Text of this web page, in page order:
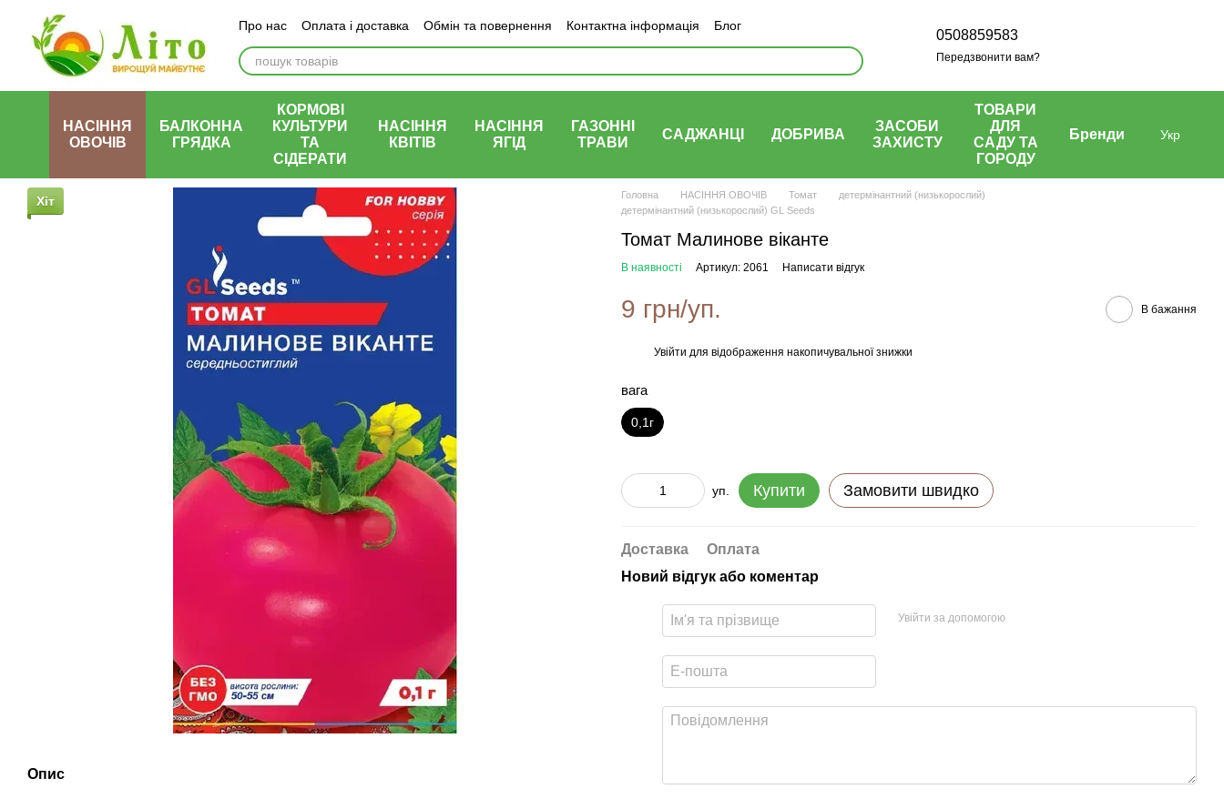
Перейти до основного контенту
Про нас Оплата і доставка Обмін та повернення Контактна інформація Блог
0508859583
Передзвонити вам?
НАСІННЯ
ОВОЧІВ
БАЛКОННА
ГРЯДКА
КОРМОВІ
КУЛЬТУРИ
ТА
СІДЕРАТИ
НАСІННЯ
КВІТІВ
НАСІННЯ
ЯГІД
ГАЗОННІ
ТРАВИ
САДЖАНЦІ ДОБРИВА
ЗАСОБИ
ЗАХИСТУ
ТОВАРИ
ДЛЯ
САДУ ТА
ГОРОДУ
Бренди Укр
Хіт
Опис
Головна НАСІННЯ ОВОЧІВ Томат
детермінантний (низькорослий)
детермінантний (низькорослий) GL Seeds
Томат Малинове віканте
В наявності Артикул: 2061 Написати відгук
9 грн/уп. В бажання
Увійти для відображення накопичувальної знижки
вага
0,1г
уп. Купити Замовити швидко
Доставка
Оплата
Новий відгук або коментар
Увійти за допомогою